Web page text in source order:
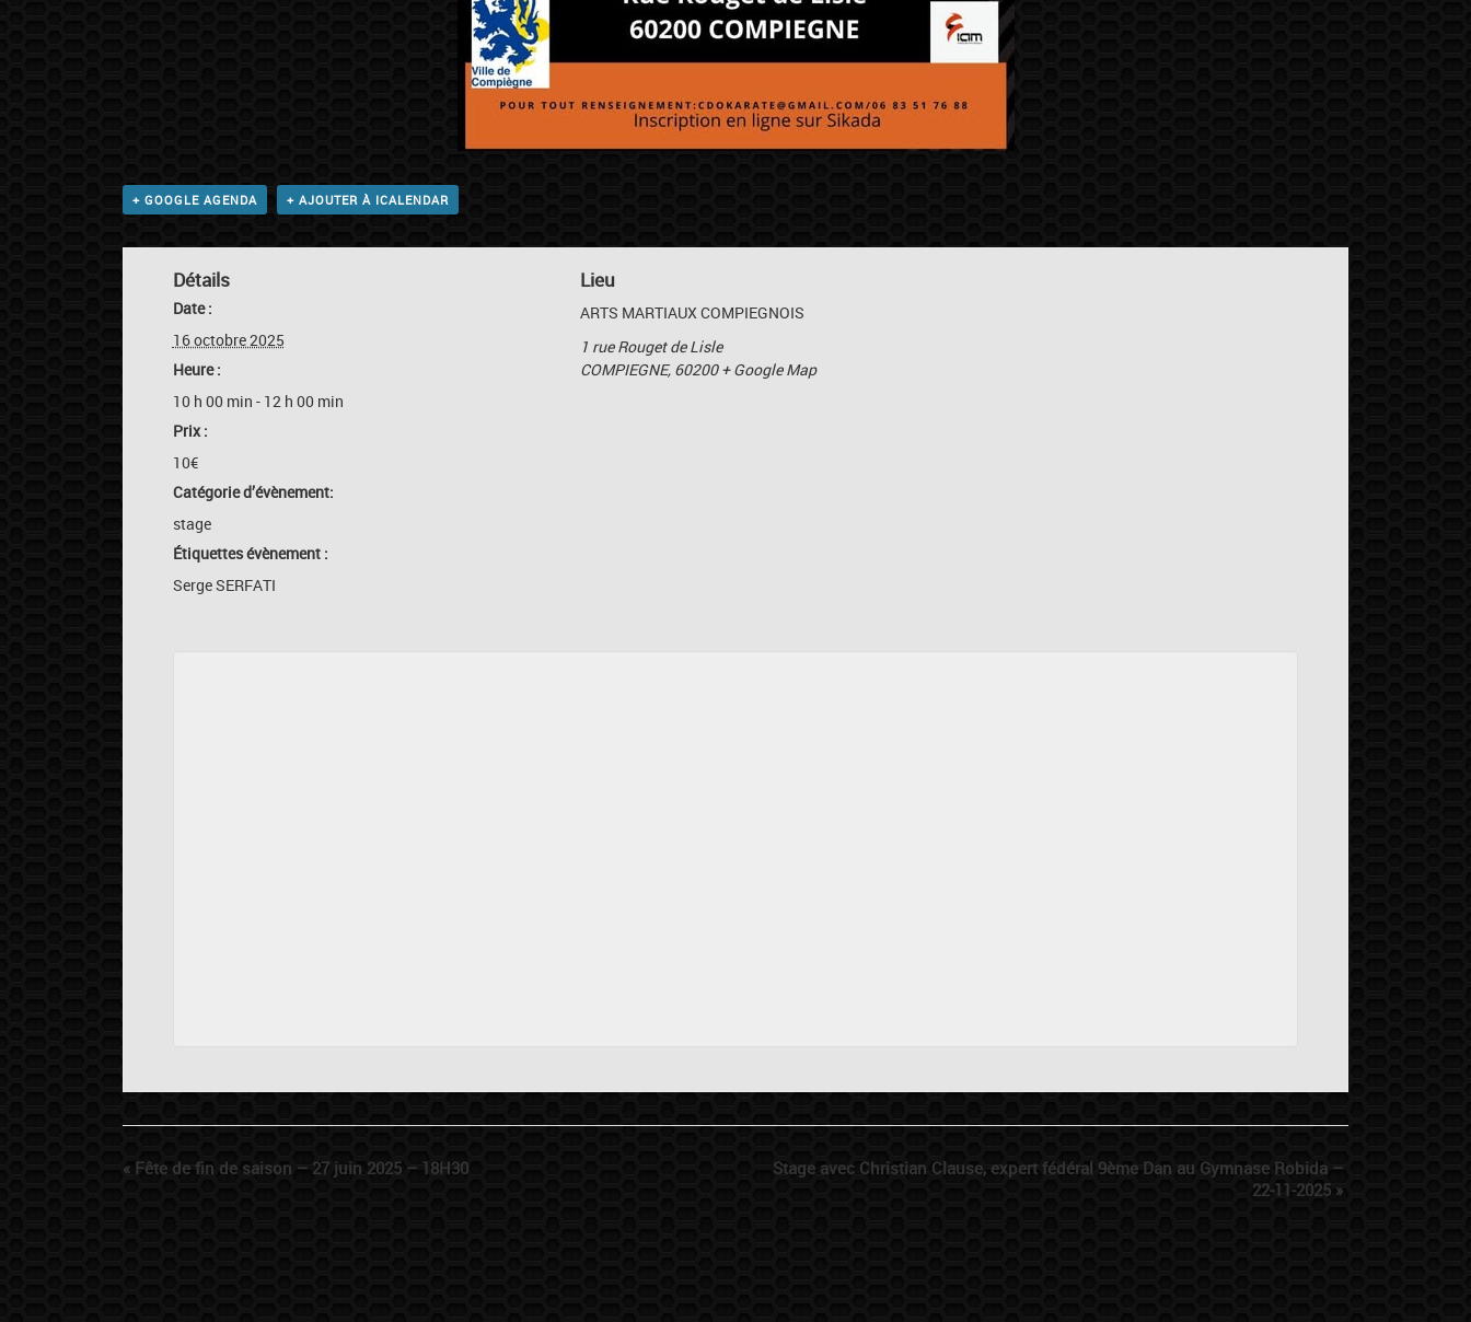
+ GOOGLE AGENDA + AJOUTER À ICALENDAR
Détails
Date :
16 octobre 2025
Heure :
10 h 00 min - 12 h 00 min
Prix :
10€
Catégorie d’évènement:
stage
Étiquettes évènement :
Serge SERFATI
Lieu
ARTS MARTIAUX COMPIEGNOIS
1 rue Rouget de Lisle
COMPIEGNE, 60200+ Google Map
« Fête de fin de saison – 27 juin 2025 – 18H30
Stage avec Christian Clause, expert fédéral 9ème Dan au Gymnase Robida –
22-11-2025 »